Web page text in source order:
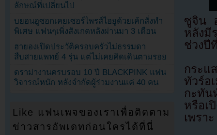
ซูจิน
หลังมี
ช่วงปี
กระแ
ทัวร์อ
กะทัน
หรือเ
เพรา
ลักษณ์ที่เปลี่ยนไป
บยอนอูซอกเคยเซอร์ไพรส์ไอยูด้วยเค้กสั่งทำ
พิเศษ แฟนๆเพิ่งสังเกตหลังผ่านมา 3 เดือน
ฮายองเปิดประวัติครอบครัวไม่ธรรมดา
สืบสายแพทย์ 4 รุ่น แต่ไม่เคยคิดเดินตามรอย
ดราม่างานครบรอบ 10 ปี BLACKPINK แฟน
วิจารณ์หนัก หลังจำกัดผู้ร่วมงานแค่ 40 คน
Like แฟนเพจของเราเพื่อติดตาม
ข่าวสารอัพเดทก่อนใครได้ที่นี่